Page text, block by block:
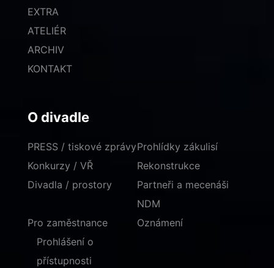
EXTRA
ATELIÉR
ARCHIV
KONTAKT
O divadle
PRESS / tiskové zprávy
Konkurzy / VŘ
Divadla / prostory
Prohlídky zákulisí
Rekonstrukce
Partneři a mecenáši
NDM
Pro zaměstnance
Oznámení
Prohlášení o
přístupnosti